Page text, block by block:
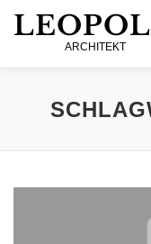
ARCHITEKT
PROJEKTE